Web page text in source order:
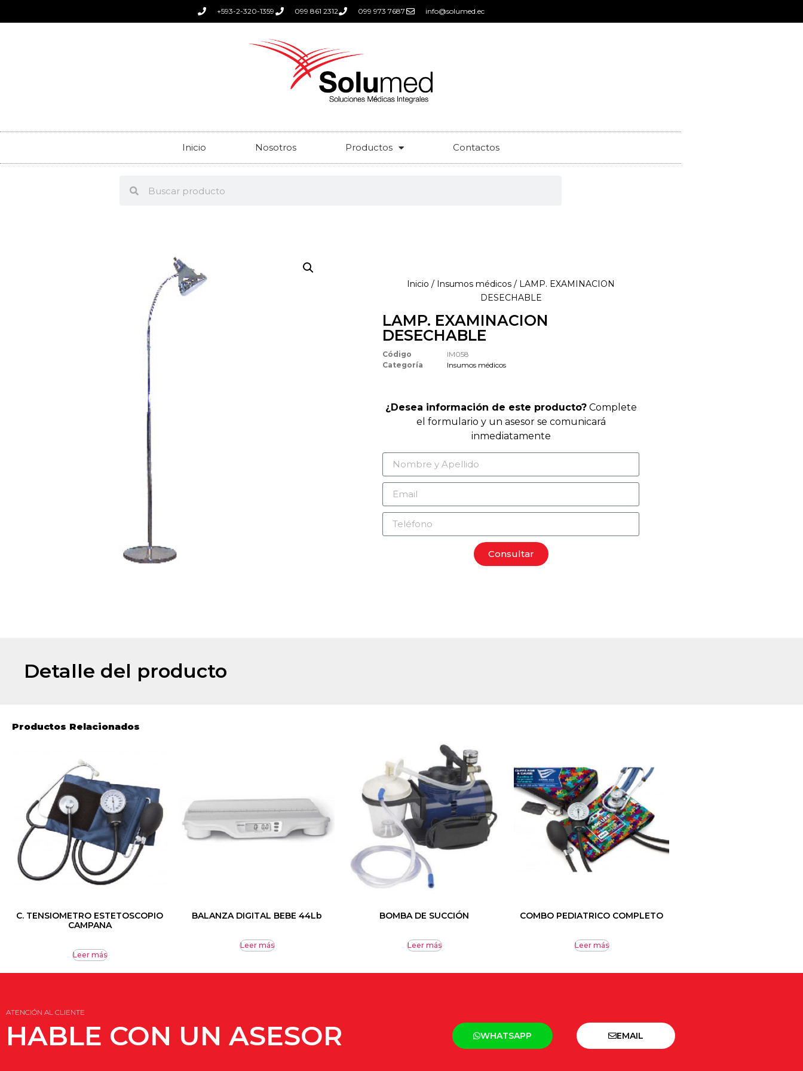
+593-2-320-1359 099 861 2312 099 973 7687 info@solumed.ec
Inicio Nosotros Productos Contactos
Inicio / Insumos médicos / LAMP. EXAMINACION
DESECHABLE
LAMP. EXAMINACION
DESECHABLE
Código
IM058
Categoría
Insumos médicos
¿Desea información de este producto?Complete
el formulario y un asesor se comunicará
inmediatamente
Consultar
Detalle del producto
Productos Relacionados
C. TENSIOMETRO ESTETOSCOPIO
CAMPANA
Leer más
BALANZA DIGITAL BEBE 44Lb
Leer más
BOMBA DE SUCCIÓN
Leer más
COMBO PEDIATRICO COMPLETO
Leer más
ATENCIÓN AL CLIENTE
HABLE CON UN ASESOR WHATSAPP EMAIL